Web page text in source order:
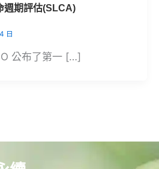
週期評估(SLCA)
日
公布了第一 […]